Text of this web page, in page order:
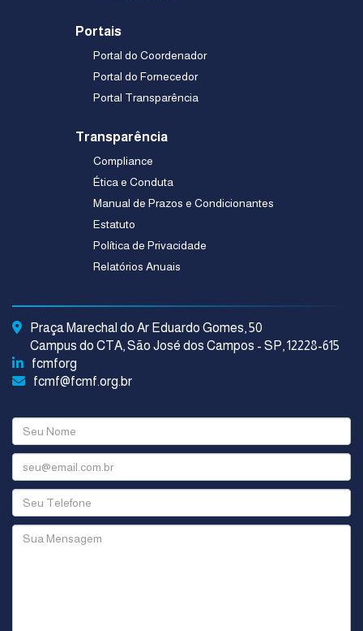
Portais
Portal do Coordenador
Portal do Fornecedor
Portal Transparência
Transparência
Compliance
Ética e Conduta
Manual de Prazos e Condicionantes
Estatuto
Política de Privacidade
Relatórios Anuais
Praça Marechal do Ar Eduardo Gomes, 50
Campus do CTA, São José dos Campos - SP, 12228-615
fcmforg
fcmf@fcmf.org.br